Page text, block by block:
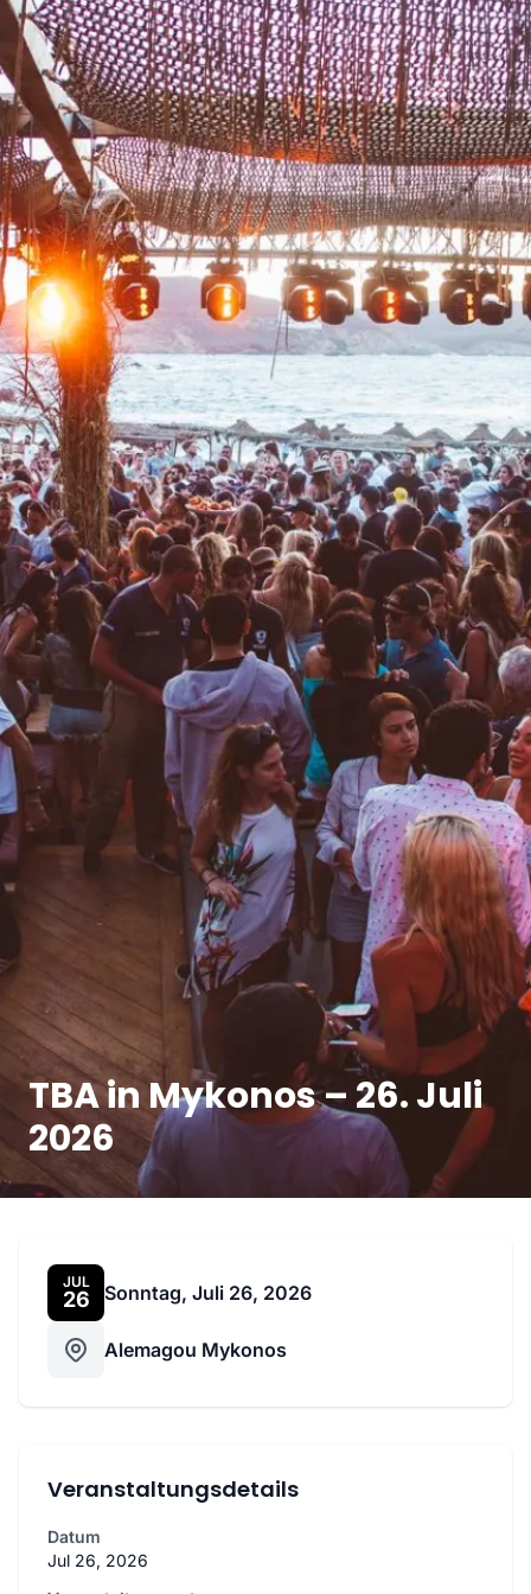
TBA in Mykonos – 26. Juli
2026
JUL
26 Sonntag, Juli 26, 2026
Alemagou Mykonos
Veranstaltungsdetails
Datum
Jul 26, 2026